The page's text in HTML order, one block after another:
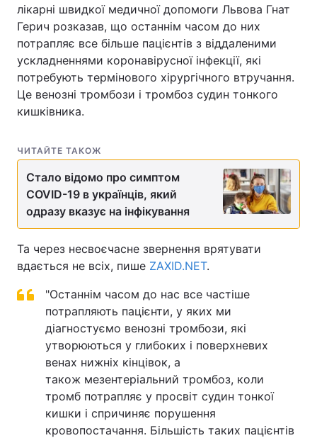
лікарні швидкої медичної допомоги Львова Гнат
Герич розказав, що останнім часом до них
потрапляє все більше пацієнтів з віддаленими
ускладненнями коронавірусної інфекції, які
потребують термінового хірургічного втручання.
Це венозні тромбози і тромбоз судин тонкого
кишківника.
ЧИТАЙТЕ ТАКОЖ
Стало відомо про симптом
COVID-19 в українців, який
одразу вказує на інфікування
Та через несвоєчасне звернення врятувати
вдається не всіх, пише ZAXID.NET.
"Останнім часом до нас все частіше
потрапляють пацієнти, у яких ми
діагностуємо венозні тромбози, які
утворюються у глибоких і поверхневих
венах нижніх кінцівок, а
також мезентеріальний тромбоз, коли
тромб потрапляє у просвіт судин тонкої
кишки і спричиняє порушення
кровопостачання. Більшість таких пацієнтів